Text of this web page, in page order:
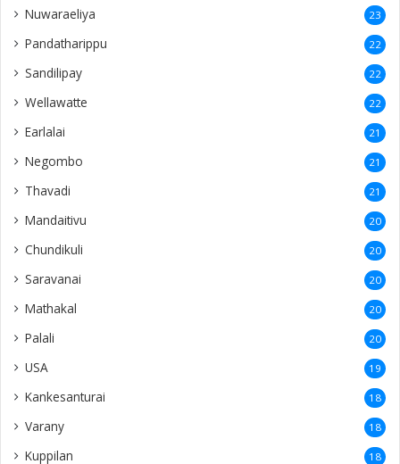
Nuwaraeliya 23
Pandatharippu 22
Sandilipay 22
Wellawatte 22
Earlalai 21
Negombo 21
Thavadi 21
Mandaitivu 20
Chundikuli 20
Saravanai 20
Mathakal 20
Palali 20
USA 19
Kankesanturai 18
Varany 18
Kuppilan 18